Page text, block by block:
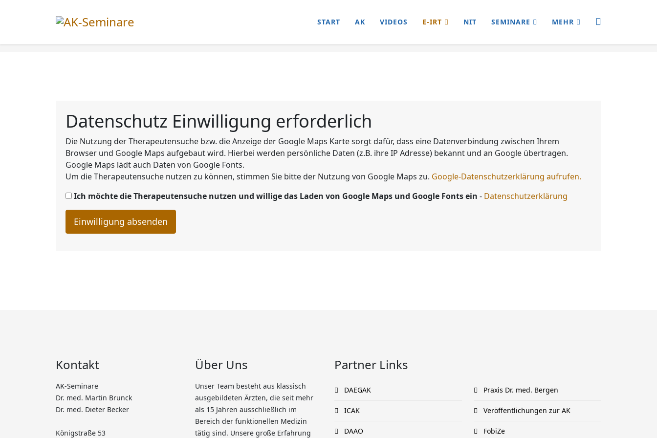
START AK VIDEOS E-IRT NIT SEMINARE MEHR
Datenschutz Einwilligung erforderlich
Die Nutzung der Therapeutensuche bzw. die Anzeige der Google Maps Karte sorgt dafür, dass eine Datenverbindung zwischen Ihrem
Browser und Google Maps aufgebaut wird. Hierbei werden persönliche Daten (z.B. ihre IP Adresse) bekannt und an Google übertragen.
Google Maps lädt auch Daten von Google Fonts.
Um die Therapeutensuche nutzen zu können, stimmen Sie bitte der Nutzung von Google Maps zu. Google-Datenschutzerklärung aufrufen.
Ich möchte die Therapeutensuche nutzen und willige das Laden von Google Maps und Google Fonts ein - Datenschutzerklärung
Kontakt
AK-Seminare
Dr. med. Martin Brunck
Dr. med. Dieter Becker
Königstraße 53
Über Uns
Unser Team besteht aus klassisch
ausgebildeten Ärzten, die seit mehr
als 15 Jahren ausschließlich im
Bereich der funktionellen Medizin
tätig sind. Unsere große Erfahrung
Partner Links
DAEGAK
ICAK
DAAO
Praxis Dr. med. Bergen
Veröffentlichungen zur AK
FobiZe